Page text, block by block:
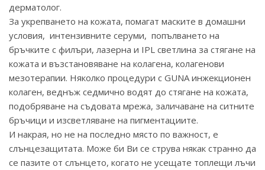
дерматолог.
За укрепването на кожата, помагат маските в домашни
условия, интензивните серуми, попълването на
бръчките с филъри, лазерна и IPL светлина за стягане на
кожата и възстановяване на колагена, колагенови
мезотерапии. Няколко процедури с GUNA инжекционен
колаген, веднъж седмично водят до стягане на кожата,
подобряване на съдовата мрежа, заличаване на ситните
бръчици и изсветляване на пигментациите.
И накрая, но не на последно място по важност, е
слънцезащитата. Може би Ви се струва някак странно да
се пазите от слънцето, когато не усещате топлещи лъчи